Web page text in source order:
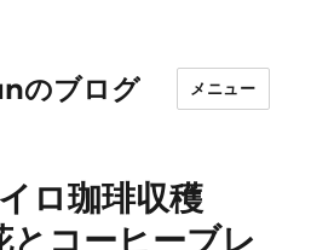
のブログ メニュー
ロ珈琲収穫
とコーヒーブレ